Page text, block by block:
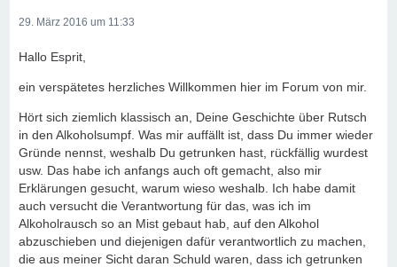
29. März 2016 um 11:33
Hallo Esprit,
ein verspätetes herzliches Willkommen hier im Forum von mir.
Hört sich ziemlich klassisch an, Deine Geschichte über Rutsch
in den Alkoholsumpf. Was mir auffällt ist, dass Du immer wieder
Gründe nennst, weshalb Du getrunken hast, rückfällig wurdest
usw. Das habe ich anfangs auch oft gemacht, also mir
Erklärungen gesucht, warum wieso weshalb. Ich habe damit
auch versucht die Verantwortung für das, was ich im
Alkoholrausch so an Mist gebaut hab, auf den Alkohol
abzuschieben und diejenigen dafür verantwortlich zu machen,
die aus meiner Sicht daran Schuld waren, dass ich getrunken